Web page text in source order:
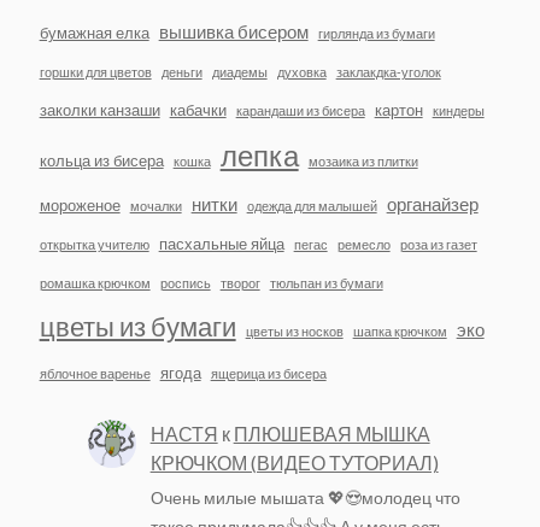
бумажная елка вышивка бисером гирлянда из бумаги
горшки для цветов деньги диадемы духовка заклакдка-уголок
заколки канзаши кабачки карандаши из бисера картон киндеры
кольца из бисера кошка лепка мозаика из плитки
мороженое мочалки нитки одежда для малышей органайзер
открытка учителю пасхальные яйца пегас ремесло роза из газет
ромашка крючком роспись творог тюльпан из бумаги
цветы из бумаги цветы из носков шапка крючком эко
яблочное варенье ягода ящерица из бисера
НАСТЯ к ПЛЮШЕВАЯ МЫШКА
КРЮЧКОМ (ВИДЕО ТУТОРИАЛ)
Очень милые мышата 💖😍молодец что